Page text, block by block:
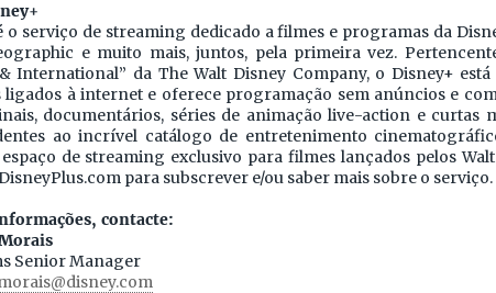
o serviço de streaming dedicado a filmes e programas da
e muito mais, juntos, pela primeira vez.
International” da The Walt Disney Company, o Disney+
ligados à internet e oferece programação sem anúncios e
documentários, séries de animação live-action e curtas
ao incrível catálogo de entretenimento
de streaming exclusivo para filmes lançados pelos
para subscrever e/ou saber mais sobre o serviço.
contacte:
Senior Manager